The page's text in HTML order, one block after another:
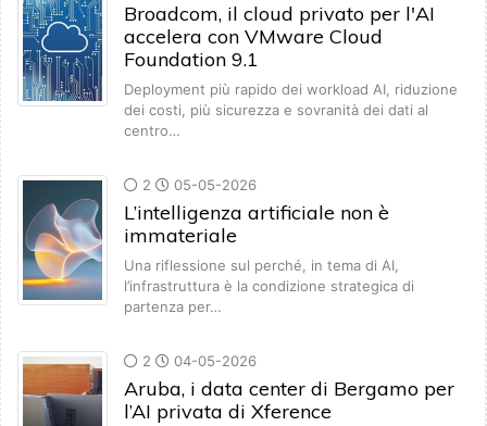
Broadcom, il cloud privato per l'AI
accelera con VMware Cloud
Foundation 9.1
Deployment più rapido dei workload AI, riduzione
dei costi, più sicurezza e sovranità dei dati al
centro…
2 05-05-2026
L’intelligenza artificiale non è
immateriale
Una riflessione sul perché, in tema di AI,
l’infrastruttura è la condizione strategica di
partenza per…
2 04-05-2026
Aruba, i data center di Bergamo per
l’AI privata di Xference